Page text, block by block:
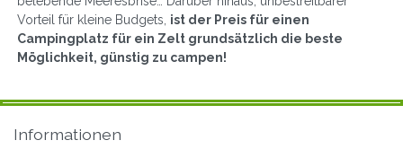
Vorteil für kleine Budgets, ist der Preis für einen
Campingplatz für ein Zelt grundsätzlich die beste
Möglichkeit, günstig zu campen!
Informationen